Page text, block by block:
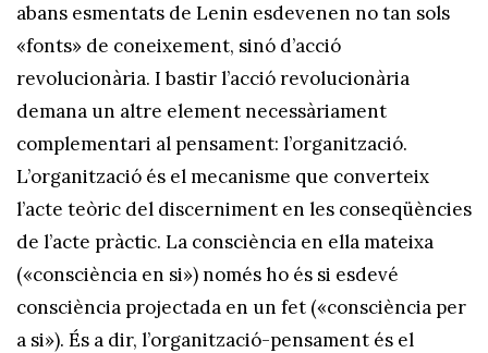
abans esmentats de Lenin esdevenen no tan sols
«fonts» de coneixement, sinó d’acció
revolucionària. I bastir l’acció revolucionària
demana un altre element necessàriament
complementari al pensament: l’organització.
L’organització és el mecanisme que converteix
l’acte teòric del discerniment en les conseqüències
de l’acte pràctic. La consciència en ella mateixa
(«consciència en si») només ho és si esdevé
consciència projectada en un fet («consciència per
a si»). És a dir, l’organització-pensament és el